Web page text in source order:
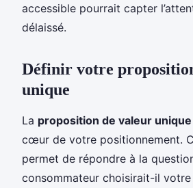
accessible pourrait capter
délaissé.
Définir votre
unique
La proposition de valeur unique
cœur de votre positionnement.
permet de répondre à la
consommateur choisirait-il